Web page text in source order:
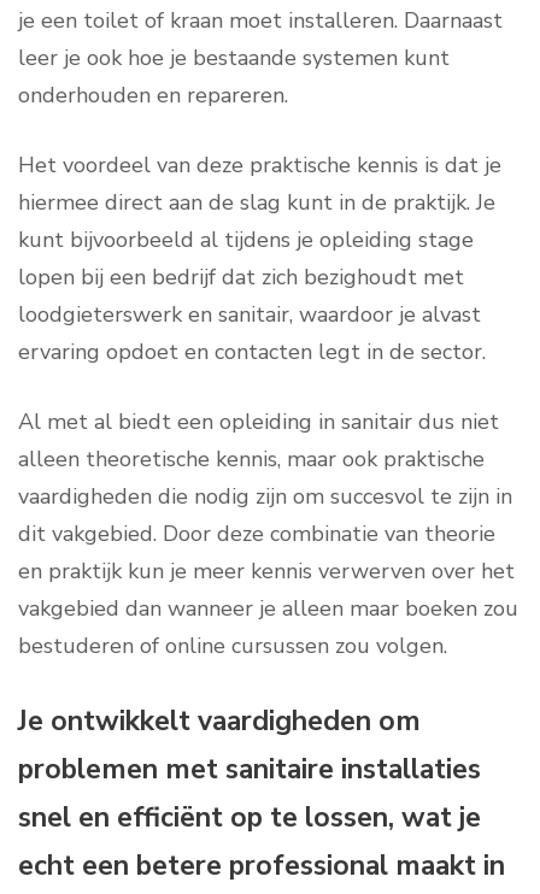
je een toilet of kraan moet installeren. Daarnaast
leer je ook hoe je bestaande systemen kunt
onderhouden en repareren.
Het voordeel van deze praktische kennis is dat je
hiermee direct aan de slag kunt in de praktijk. Je
kunt bijvoorbeeld al tijdens je opleiding stage
lopen bij een bedrijf dat zich bezighoudt met
loodgieterswerk en sanitair, waardoor je alvast
ervaring opdoet en contacten legt in de sector.
Al met al biedt een opleiding in sanitair dus niet
alleen theoretische kennis, maar ook praktische
vaardigheden die nodig zijn om succesvol te zijn in
dit vakgebied. Door deze combinatie van theorie
en praktijk kun je meer kennis verwerven over het
vakgebied dan wanneer je alleen maar boeken zou
bestuderen of online cursussen zou volgen.
Je ontwikkelt vaardigheden om
problemen met sanitaire installaties
snel en efficiënt op te lossen, wat je
echt een betere professional maakt in